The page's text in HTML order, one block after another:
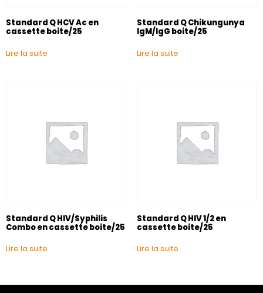
Standard Q HCV Ac en
cassette boite/25
Lire la suite
Standard Q Chikungunya
IgM/IgG boite/25
Lire la suite
Standard Q HIV/Syphilis
Combo en cassette boite/25
Lire la suite
Standard Q HIV 1/2 en
cassette boite/25
Lire la suite